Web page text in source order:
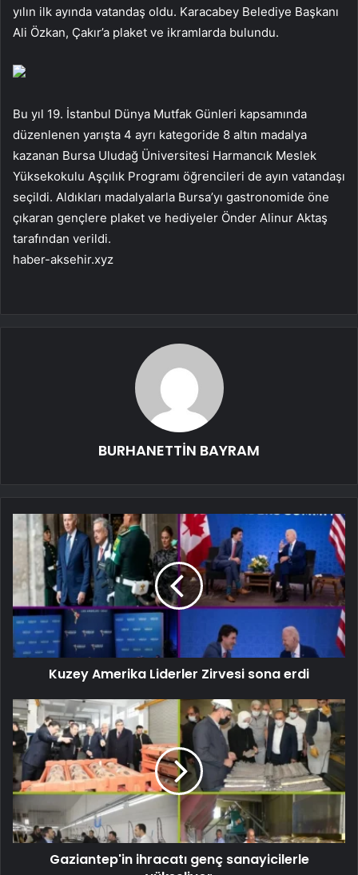
yılın ilk ayında vatandaş oldu. Karacabey Belediye Başkanı
Ali Özkan, Çakır’a plaket ve ikramlarda bulundu.
Bu yıl 19. İstanbul Dünya Mutfak Günleri kapsamında
düzenlenen yarışta 4 ayrı kategoride 8 altın madalya
kazanan Bursa Uludağ Üniversitesi Harmancık Meslek
Yüksekokulu Aşçılık Programı öğrencileri de ayın vatandaşı
seçildi. Aldıkları madalyalarla Bursa’yı gastronomide öne
çıkaran gençlere plaket ve hediyeler Önder Alinur Aktaş
tarafından verildi.
haber-aksehir.xyz
BURHANETTİN BAYRAM
Kuzey Amerika Liderler Zirvesi sona erdi
Gaziantep'in ihracatı genç sanayicilerle